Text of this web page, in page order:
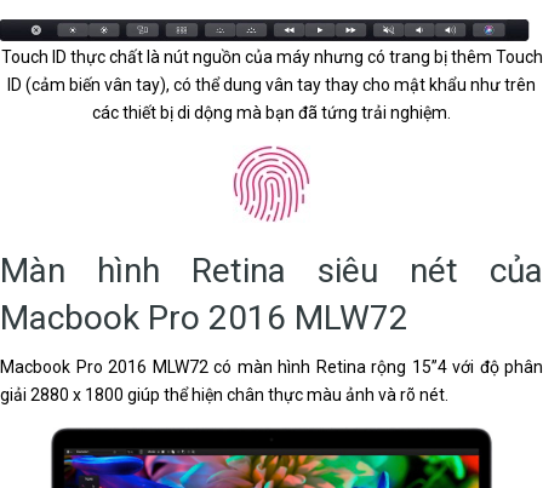
Touch ID thực chất là nút nguồn của máy nhưng có trang bị thêm Touch
ID (cảm biến vân tay), có thể dung vân tay thay cho mật khẩu như trên
các thiết bị di dộng mà bạn đã tứng trải nghiệm.
Màn hình Retina siêu nét của
Macbook Pro 2016 MLW72
Macbook Pro 2016 MLW72 có màn hình Retina rộng 15”4 với độ phân
giải 2880 x 1800 giúp thể hiện chân thực màu ảnh và rõ nét.